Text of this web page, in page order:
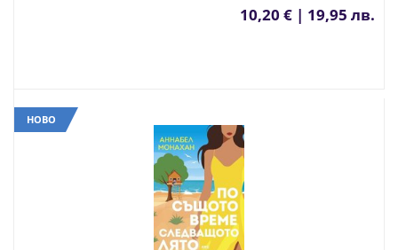
10,20 € | 19,95 лв.
НОВО